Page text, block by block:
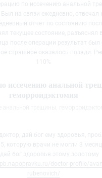
по иссечению анальной
на связи ежедневно, отвечал
отчет по состоянию
текущее состояние, разъяснял
после операции результат был
страшное оказалось позади.
иссечению анальной
геморроидэктомия
дай бог ему здоровья,
которую врачи не могли 3
дай бог здоровья этому золотому
doctor-profile/
rubenovich/